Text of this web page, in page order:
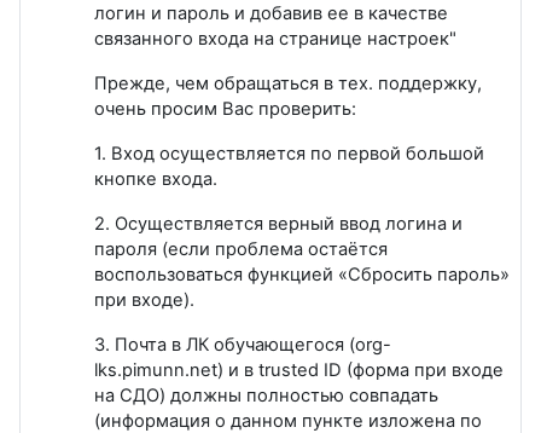
логин и пароль и добавив ее в качестве
связанного входа на странице настроек"
Прежде, чем обращаться в тех. поддержку,
очень просим Вас проверить:
1. Вход осуществляется по первой большой
кнопке входа.
2. Осуществляется верный ввод логина и
пароля (если проблема остаётся
воспользоваться функцией «Сбросить пароль»
при входе).
3. Почта в ЛК обучающегося (org-
lks.pimunn.net) и в trusted ID (форма при входе
на СДО) должны полностью совпадать
(информация о данном пункте изложена по